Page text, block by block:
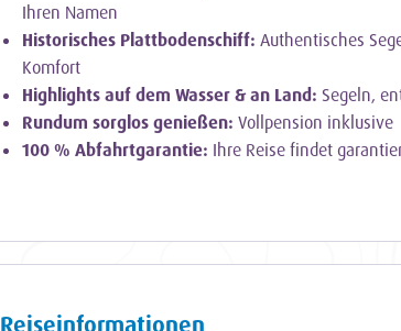
Ihren Namen
Historisches Plattbodenschiff: Authentisches
Komfort
Highlights auf dem Wasser & an Land: Segeln,
Rundum sorglos genießen: Vollpension inklusive
100 % Abfahrtgarantie: Ihre Reise findet
Reiseinformationen